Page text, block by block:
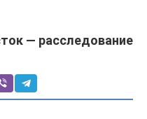
— расследование